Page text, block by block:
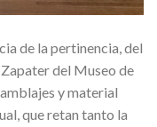
de la pertinencia, del
del Museo de
y material
que retan tanto la